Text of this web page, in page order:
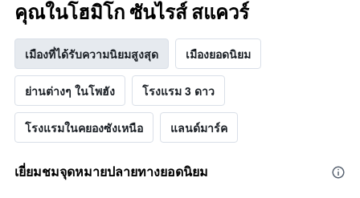
คุณในโฮมิโก ซันไรส์ สแควร์
เมืองที่ได้รับความนิยมสูงสุด เมืองยอดนิยม
ย่านต่างๆ ในโพฮัง โรงแรม 3 ดาว
โรงแรมในคยองซังเหนือ แลนด์มาร์ค
เยี่ยมชมจุดหมายปลายทางยอดนิยม